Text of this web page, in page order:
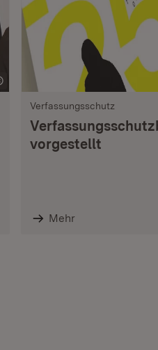
Verfassungsschutz
vorgestellt
Mehr